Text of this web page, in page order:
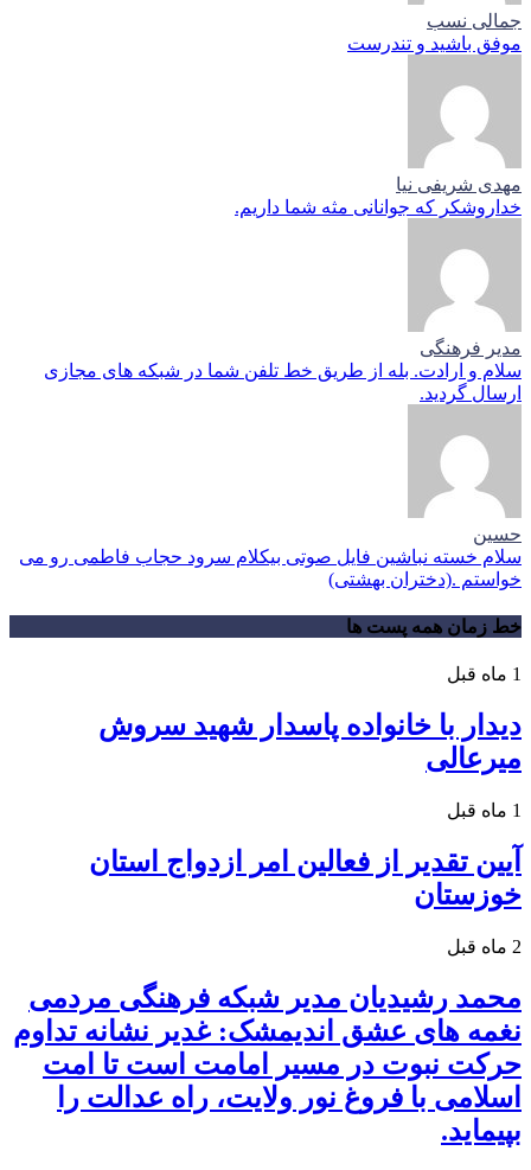
جمالی نسب
موفق باشید و تندرست
مهدی شریفی نیا
خداروشکر که جوانانی مثه شما داریم.
مدیر فرهنگی
سلام و ارادت. بله از طریق خط تلفن شما در شبکه های مجازی
ارسال گردید.
حسین
سلام خسته نباشین فایل صوتی بیکلام سرود حجاب فاطمی رو می
خواستم .(دختران بهشتی)
خط زمان همه پست ها
1 ماه قبل
دیدار با خانواده پاسدار شهید سروش
میرعالی
1 ماه قبل
آیین تقدیر از فعالین امر ازدواج استان
خوزستان
2 ماه قبل
محمد رشیدیان مدیر شبکه فرهنگی مردمی
نغمه های عشق اندیمشک: غدیر نشانه تداوم
حرکت نبوت در مسیر امامت است تا امت
اسلامی با فروغ نور ولایت، راه عدالت را
بپیماید.